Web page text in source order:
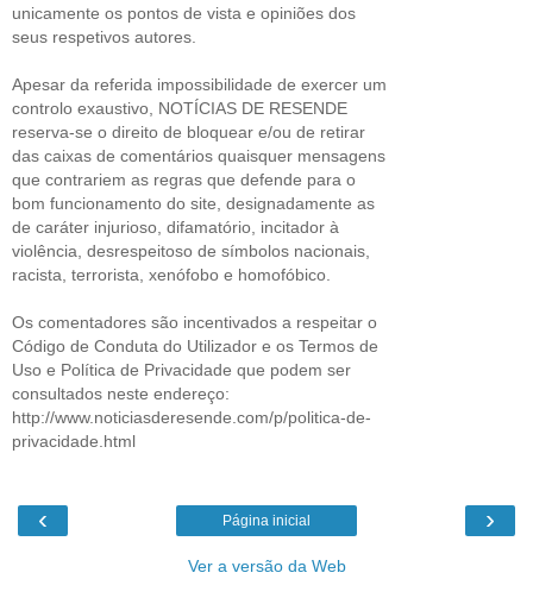
unicamente os pontos de vista e opiniões dos
seus respetivos autores.
Apesar da referida impossibilidade de exercer um
controlo exaustivo, NOTÍCIAS DE RESENDE
reserva-se o direito de bloquear e/ou de retirar
das caixas de comentários quaisquer mensagens
que contrariem as regras que defende para o
bom funcionamento do site, designadamente as
de caráter injurioso, difamatório, incitador à
violência, desrespeitoso de símbolos nacionais,
racista, terrorista, xenófobo e homofóbico.
Os comentadores são incentivados a respeitar o
Código de Conduta do Utilizador e os Termos de
Uso e Política de Privacidade que podem ser
consultados neste endereço:
http://www.noticiasderesende.com/p/politica-de-
privacidade.html
‹ ›
Página inicial
Ver a versão da Web